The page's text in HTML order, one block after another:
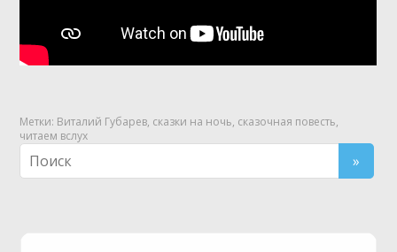
Метки: Виталий Губарев, сказки на ночь, сказочная повесть,
читаем вслух